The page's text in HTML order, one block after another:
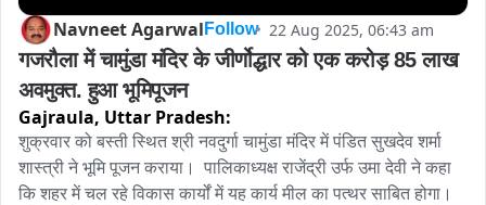
Navneet Agarwal Follow 22 Aug 2025, 06:43 am
गजरौला में चामुंडा मंदिर के जीर्णोद्धार को एक करोड़ 85 लाख
अवमुक्त. हुआ भूमिपूजन
Gajraula, Uttar Pradesh:
शुक्रवार को बस्ती स्थित श्री नवदुर्गा चामुंडा मंदिर में पंडित सुखदेव शर्मा
शास्त्री ने भूमि पूजन कराया।  पालिकाध्यक्ष राजेंद्री उर्फ उमा देवी ने कहा
कि शहर में चल रहे विकास कार्यों में यह कार्य मील का पत्थर साबित होगा।